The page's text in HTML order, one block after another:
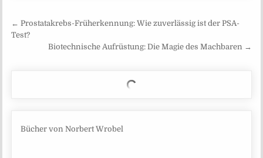
Beitragsnavigation
← Prostatakrebs-Früherkennung: Wie zuverlässig ist der PSA-
Test?
Biotechnische Aufrüstung: Die Magie des Machbaren →
Bücher von Norbert Wrobel